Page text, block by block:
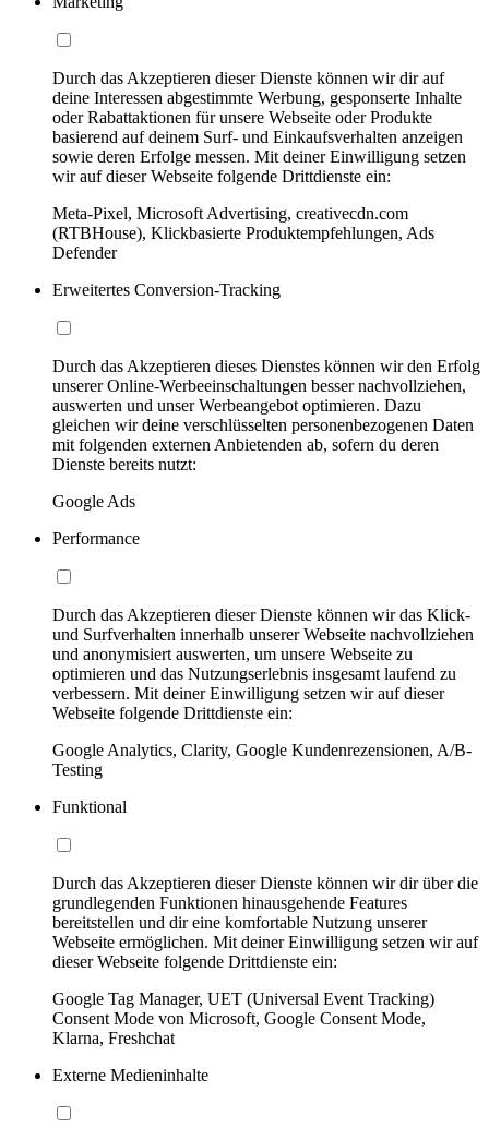
Durch das Akzeptieren dieser Dienste können wir dir auf
deine Interessen abgestimmte Werbung, gesponserte Inhalte
oder Rabattaktionen für unsere Webseite oder Produkte
basierend auf deinem Surf- und Einkaufsverhalten anzeigen
sowie deren Erfolge messen. Mit deiner Einwilligung setzen
wir auf dieser Webseite folgende Drittdienste ein:
Meta-Pixel, Microsoft Advertising, creativecdn.com
(RTBHouse), Klickbasierte Produktempfehlungen, Ads
Defender
Erweitertes Conversion-Tracking
Durch das Akzeptieren dieses Dienstes können wir den Erfolg
unserer Online-Werbeeinschaltungen besser nachvollziehen,
auswerten und unser Werbeangebot optimieren. Dazu
gleichen wir deine verschlüsselten personenbezogenen Daten
mit folgenden externen Anbietenden ab, sofern du deren
Dienste bereits nutzt:
Google Ads
Performance
Durch das Akzeptieren dieser Dienste können wir das Klick-
und Surfverhalten innerhalb unserer Webseite nachvollziehen
und anonymisiert auswerten, um unsere Webseite zu
optimieren und das Nutzungserlebnis insgesamt laufend zu
verbessern. Mit deiner Einwilligung setzen wir auf dieser
Webseite folgende Drittdienste ein:
Google Analytics, Clarity, Google Kundenrezensionen, A/B-
Testing
Funktional
Durch das Akzeptieren dieser Dienste können wir dir über die
grundlegenden Funktionen hinausgehende Features
bereitstellen und dir eine komfortable Nutzung unserer
Webseite ermöglichen. Mit deiner Einwilligung setzen wir auf
dieser Webseite folgende Drittdienste ein:
Google Tag Manager, UET (Universal Event Tracking)
Consent Mode von Microsoft, Google Consent Mode,
Klarna, Freshchat
Externe Medieninhalte